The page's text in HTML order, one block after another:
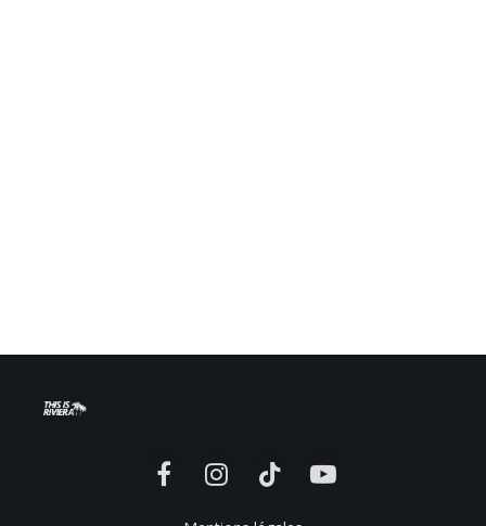
FacebookInstagramTikTok YouTube